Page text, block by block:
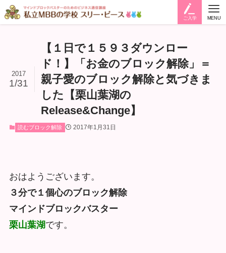
ご入学 MENU
【１日で１５９３ダウンロー
ド！】「お金のブロック解除」＝
親子愛のブロック解除と気づきま
した【栗山葉湖の
Release&Change】
2017
1/31
読むブロック解除 2017年1月31日
おはようございます。
３分で１個心のブロック解除
マインドブロックバスター
栗山葉湖です。